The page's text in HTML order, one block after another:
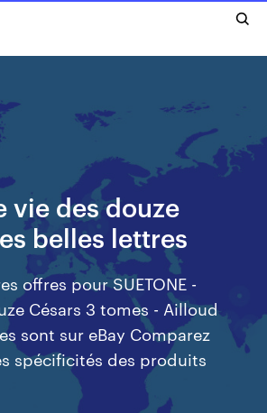
vie des douze
belles lettres
offres pour SUETONE -
Césars 3 tomes - Ailloud
sont sur eBay Comparez
spécificités des produits